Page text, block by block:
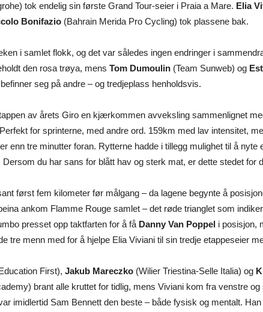
tok endelig sin første Grand Tour-seier i Praia a Mare. Elia
Bonifazio (Bahrain Merida Pro Cycling) tok plassene bak.
i samlet flokk, og det var således ingen endringer i
den rosa trøya, mens Tom Dumoulin (Team Sunweb) og
seg på andre – og tredjeplass henholdsvis.
av årets Giro en kjærkommen avveksling sammenlignet
for sprinterne, med andre ord. 159km med lav intensitet,
enn tre minutter foran. Rytterne hadde i tillegg mulighet til å nyte
du har sans for blått hav og sterk mat, er dette stedet for
først fem kilometer før målgang – da lagene begynte å
ankom Flamme Rouge samlet – det røde trianglet som
presset opp taktfarten for å få Danny Van Poppel i posisjon,
tre menn med for å hjelpe Elia Viviani til sin tredje etappeseier
First), Jakub Mareczko (Wilier Triestina-Selle Italia) og
brant alle kruttet for tidlig, mens Viviani kom fra venstre
imidlertid Sam Bennett den beste – både fysisk og mentalt.